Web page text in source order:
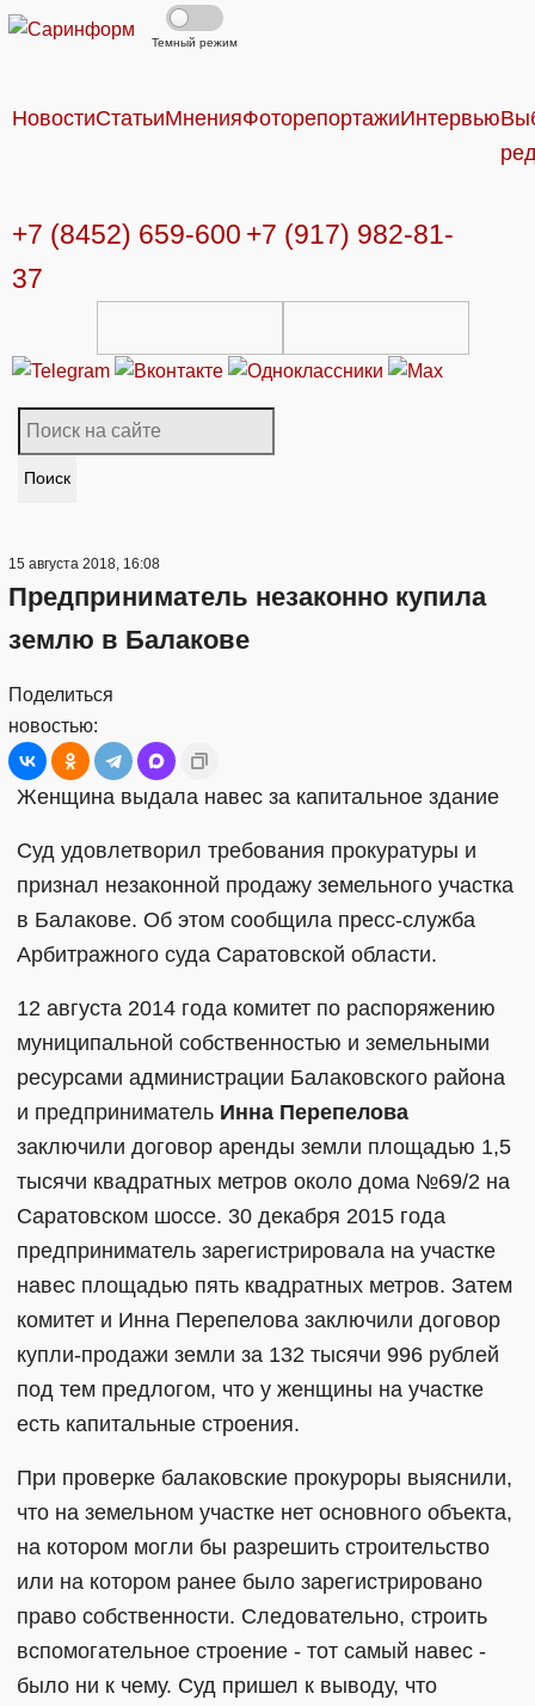
Темный режим
НовостиСтатьиМненияФоторепортажиИнтервью
+7 (8452) 659-600 +7 (917) 982-81-
37
Поиск
15 августа 2018, 16:08
Предприниматель незаконно купила
землю в Балакове
Поделиться
новостью:
Женщина выдала навес за капитальное здание
Суд удовлетворил требования прокуратуры и
признал незаконной продажу земельного участка
в Балакове. Об этом сообщила пресс-служба
Арбитражного суда Саратовской области.
12 августа 2014 года комитет по распоряжению
муниципальной собственностью и земельными
ресурсами администрации Балаковского района
и предприниматель Инна Перепелова
заключили договор аренды земли площадью 1,5
тысячи квадратных метров около дома №69/2 на
Саратовском шоссе. 30 декабря 2015 года
предприниматель зарегистрировала на участке
навес площадью пять квадратных метров. Затем
комитет и Инна Перепелова заключили договор
купли-продажи земли за 132 тысячи 996 рублей
под тем предлогом, что у женщины на участке
есть капитальные строения.
При проверке балаковские прокуроры выяснили,
что на земельном участке нет основного объекта,
на котором могли бы разрешить строительство
или на котором ранее было зарегистрировано
право собственности. Следовательно, строить
вспомогательное строение - тот самый навес -
было ни к чему. Суд пришел к выводу, что